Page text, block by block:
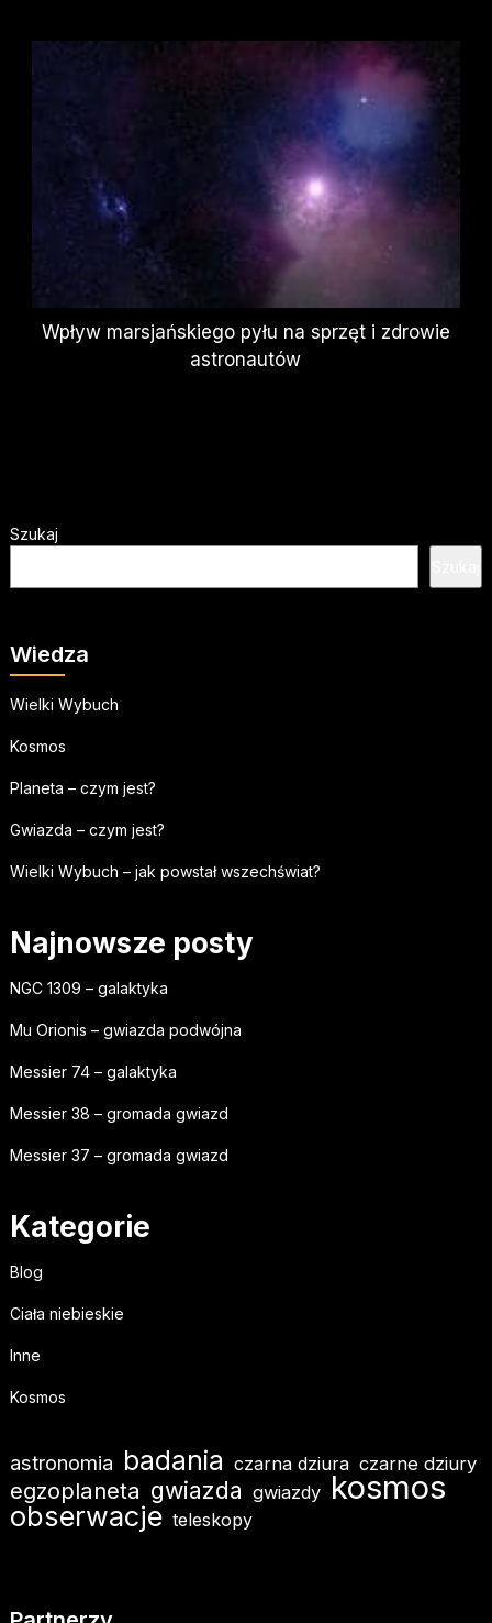
Wpływ marsjańskiego pyłu na sprzęt i zdrowie
astronautów
Szukaj
Wiedza
Wielki Wybuch
Kosmos
Planeta – czym jest?
Gwiazda – czym jest?
Wielki Wybuch – jak powstał wszechświat?
Najnowsze posty
NGC 1309 – galaktyka
Mu Orionis – gwiazda podwójna
Messier 74 – galaktyka
Messier 38 – gromada gwiazd
Messier 37 – gromada gwiazd
Kategorie
Blog
Ciała niebieskie
Inne
Kosmos
astronomia badania czarna dziura czarne dziury
egzoplaneta gwiazda gwiazdy kosmos
obserwacje teleskopy